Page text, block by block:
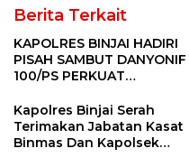
Berita Terkait
KAPOLRES BINJAI HADIRI
PISAH SAMBUT DANYONIF
100/PS PERKUAT
Kapolres Binjai Serah
Terimakan Jabatan Kasat
Binmas Dan Kapolsek